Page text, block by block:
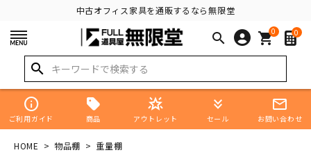
中古オフィス家具を通販するなら無限堂
search 0
shopping_cart 0
search
info
ご利用ガイド 商品
star_shine
アウトレット
keyboard_double_arrow_down
セール
mail_outline
お問い合わせ
HOME 物品棚 重量棚